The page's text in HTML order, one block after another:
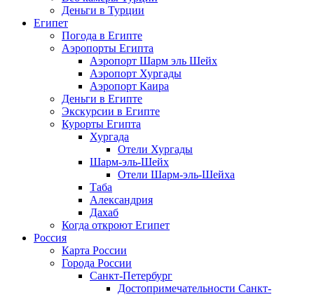
Деньги в Турции
Египет
Погода в Египте
Аэропорты Египта
Аэропорт Шарм эль Шейх
Аэропорт Хургады
Аэропорт Каира
Деньги в Египте
Экскурсии в Египте
Курорты Египта
Хургада
Отели Хургады
Шарм-эль-Шейх
Отели Шарм-эль-Шейха
Таба
Александрия
Дахаб
Когда откроют Египет
Россия
Карта России
Города России
Санкт-Петербург
Достопримечательности Санкт-